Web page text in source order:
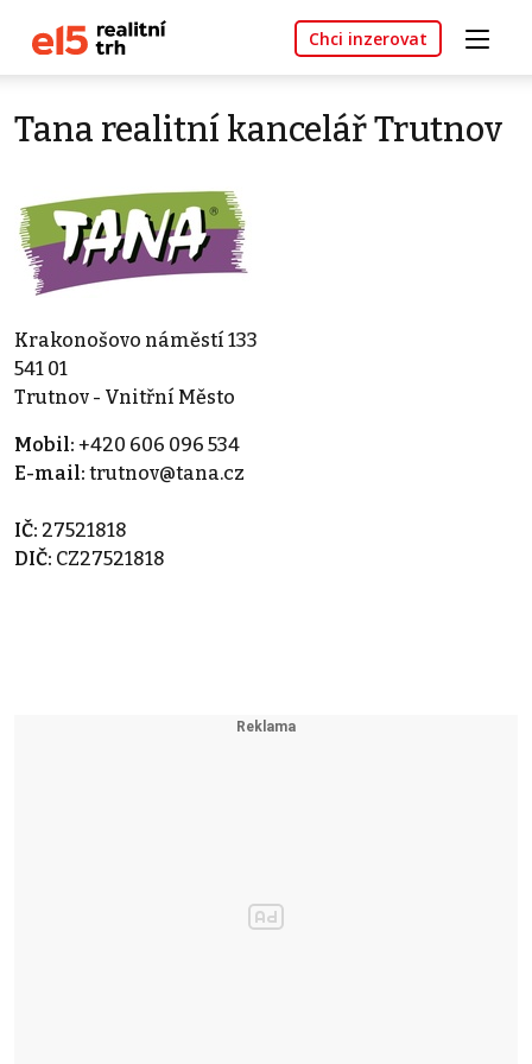
Chci inzerovat
Tana realitní kancelář Trutnov
Krakonošovo náměstí 133
541 01
Trutnov - Vnitřní Město
Mobil: +420 606 096 534
E-mail: trutnov@tana.cz
IČ: 27521818
DIČ: CZ27521818